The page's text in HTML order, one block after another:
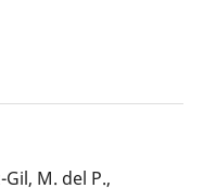
M. del P.,